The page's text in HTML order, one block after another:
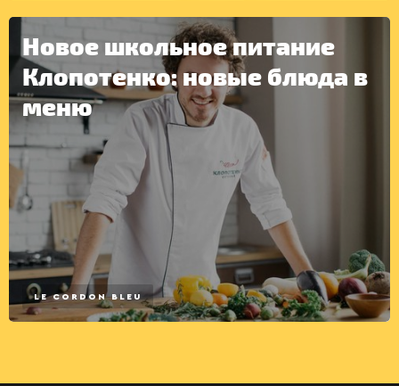
ДРУГОЕ
Новое школьное питание
Клопотенко: новые блюда в
меню
LE CORDON BLEU